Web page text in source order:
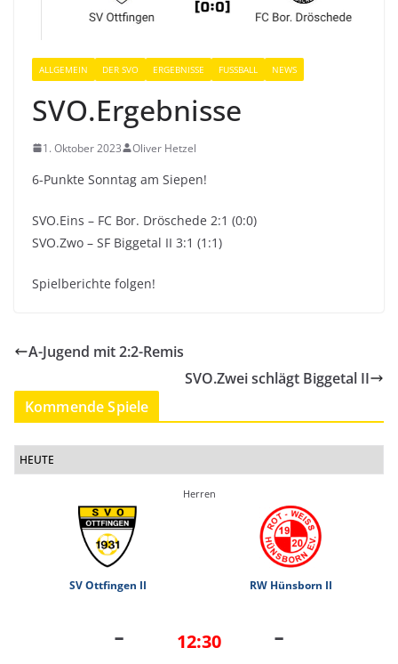
ALLGEMEIN DER SVO ERGEBNISSE FUSSBALL NEWS
SVO.Ergebnisse
1. Oktober 2023 Oliver Hetzel
6-Punkte Sonntag am Siepen!
SVO.Eins – FC Bor. Dröschede 2:1 (0:0)
SVO.Zwo – SF Biggetal II 3:1 (1:1)
Spielberichte folgen!
A-Jugend mit 2:2-Remis
SVO.Zwei schlägt Biggetal II
Kommende Spiele
HEUTE
Herren
SV Ottfingen II RW Hünsborn II
- 12:30 -